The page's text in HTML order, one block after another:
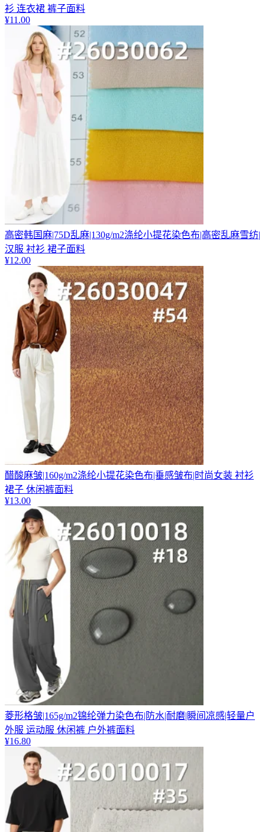
衫 连衣裙 裤子面料
¥11.00
高密韩国麻|75D乱麻|130g/m2涤纶小提花染色布|高密乱麻雪纺|
汉服 衬衫 裙子面料
¥12.00
醋酸麻皱|160g/m2涤纶小提花染色布|垂感皱布|时尚女装 衬衫
裙子 休闲裤面料
¥13.00
菱形格皱|165g/m2锦纶弹力染色布|防水|耐磨|瞬间凉感|轻量户
外服 运动服 休闲裤 户外裤面料
¥16.80